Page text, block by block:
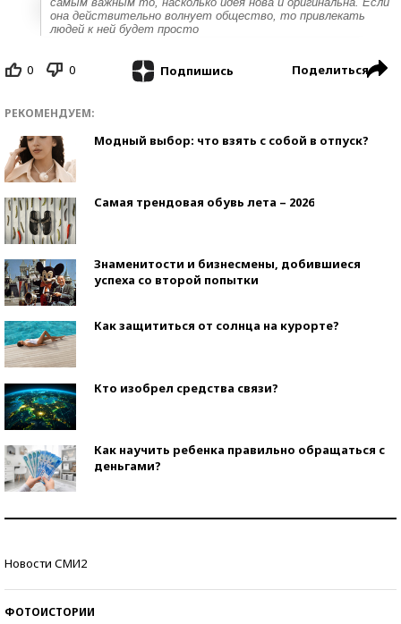
она действительно волнует общество, то привлекать
людей к ней будет просто
0 0 Подпишись Поделиться
РЕКОМЕНДУЕМ:
Модный выбор: что взять с собой в отпуск?
Самая трендовая обувь лета – 2026
Знаменитости и бизнесмены, добившиеся
успеха со второй попытки
Как защититься от солнца на курорте?
Кто изобрел средства связи?
Как научить ребенка правильно обращаться с
деньгами?
Новости СМИ2
ФОТОИСТОРИИ